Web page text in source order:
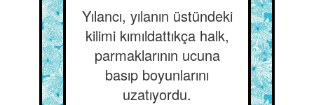
Yılancı, yılanın üstündeki
kilimi kımıldattıkça halk,
parmaklarının ucuna
basıp boyunlarını
uzatıyordu.